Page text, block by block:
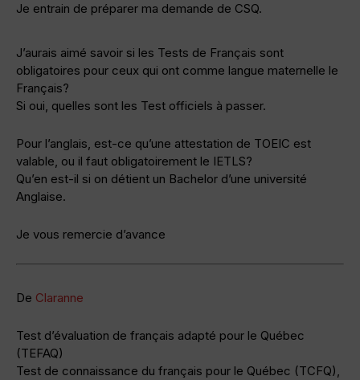
Je entrain de préparer ma demande de CSQ.
J’aurais aimé savoir si les Tests de Français sont
obligatoires pour ceux qui ont comme langue maternelle le
Français?
Si oui, quelles sont les Test officiels à passer.
Pour l’anglais, est-ce qu’une attestation de TOEIC est
valable, ou il faut obligatoirement le IETLS?
Qu’en est-il si on détient un Bachelor d’une université
Anglaise.
Je vous remercie d’avance
De Claranne
Test d’évaluation de français adapté pour le Québec
(TEFAQ)
Test de connaissance du français pour le Québec (TCFQ),